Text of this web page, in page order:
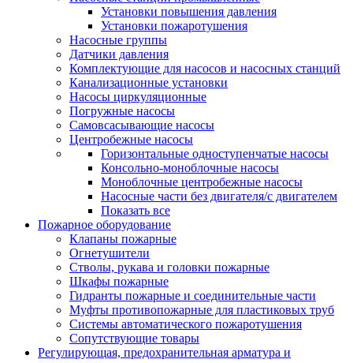
Установки повышения давления
Установки пожаротушения
Насосные группы
Датчики давления
Комплектующие для насосов и насосных станций
Канализационные установки
Насосы циркуляционные
Погружные насосы
Самовсасывающие насосы
Центробежные насосы
Горизонтальные одноступенчатые насосы
Консольно-моноблочные насосы
Моноблочные центробежные насосы
Насосные части без двигателя/с двигателем
Показать все
Пожарное оборудование
Клапаны пожарные
Огнетушители
Стволы, рукава и головки пожарные
Шкафы пожарные
Гидранты пожарные и соединительные части
Муфты противопожарные для пластиковых труб
Системы автоматического пожаротушения
Сопутствующие товары
Регулирующая, предохранительная арматура и